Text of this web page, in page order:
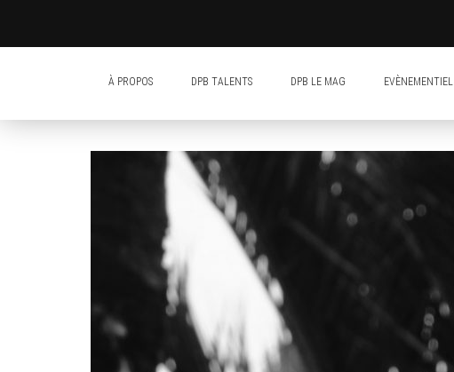
À PROPOS DPB TALENTS DPB LE MAG EVÈNEMENTIEL